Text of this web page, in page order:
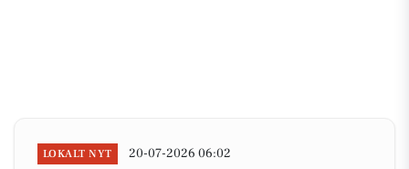
LOKALT NYT 20-07-2026 06:02